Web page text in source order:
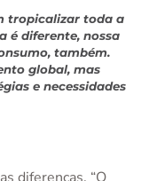
tropicalizar toda a
é diferente, nossa
também.
global, mas
e necessidades